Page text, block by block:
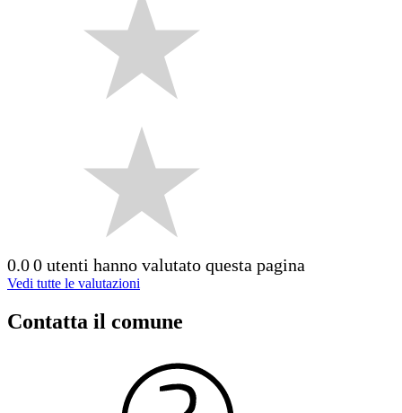
0.00 utenti hanno valutato questa pagina
Vedi tutte le valutazioni
Contatta il comune